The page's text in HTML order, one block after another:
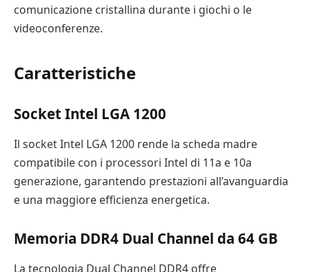
comunicazione cristallina durante i giochi o le
videoconferenze.
Caratteristiche
Socket Intel LGA 1200
Il socket Intel LGA 1200 rende la scheda madre
compatibile con i processori Intel di 11a e 10a
generazione, garantendo prestazioni all’avanguardia
e una maggiore efficienza energetica.
Memoria DDR4 Dual Channel da 64 GB
La tecnologia Dual Channel DDR4 offre